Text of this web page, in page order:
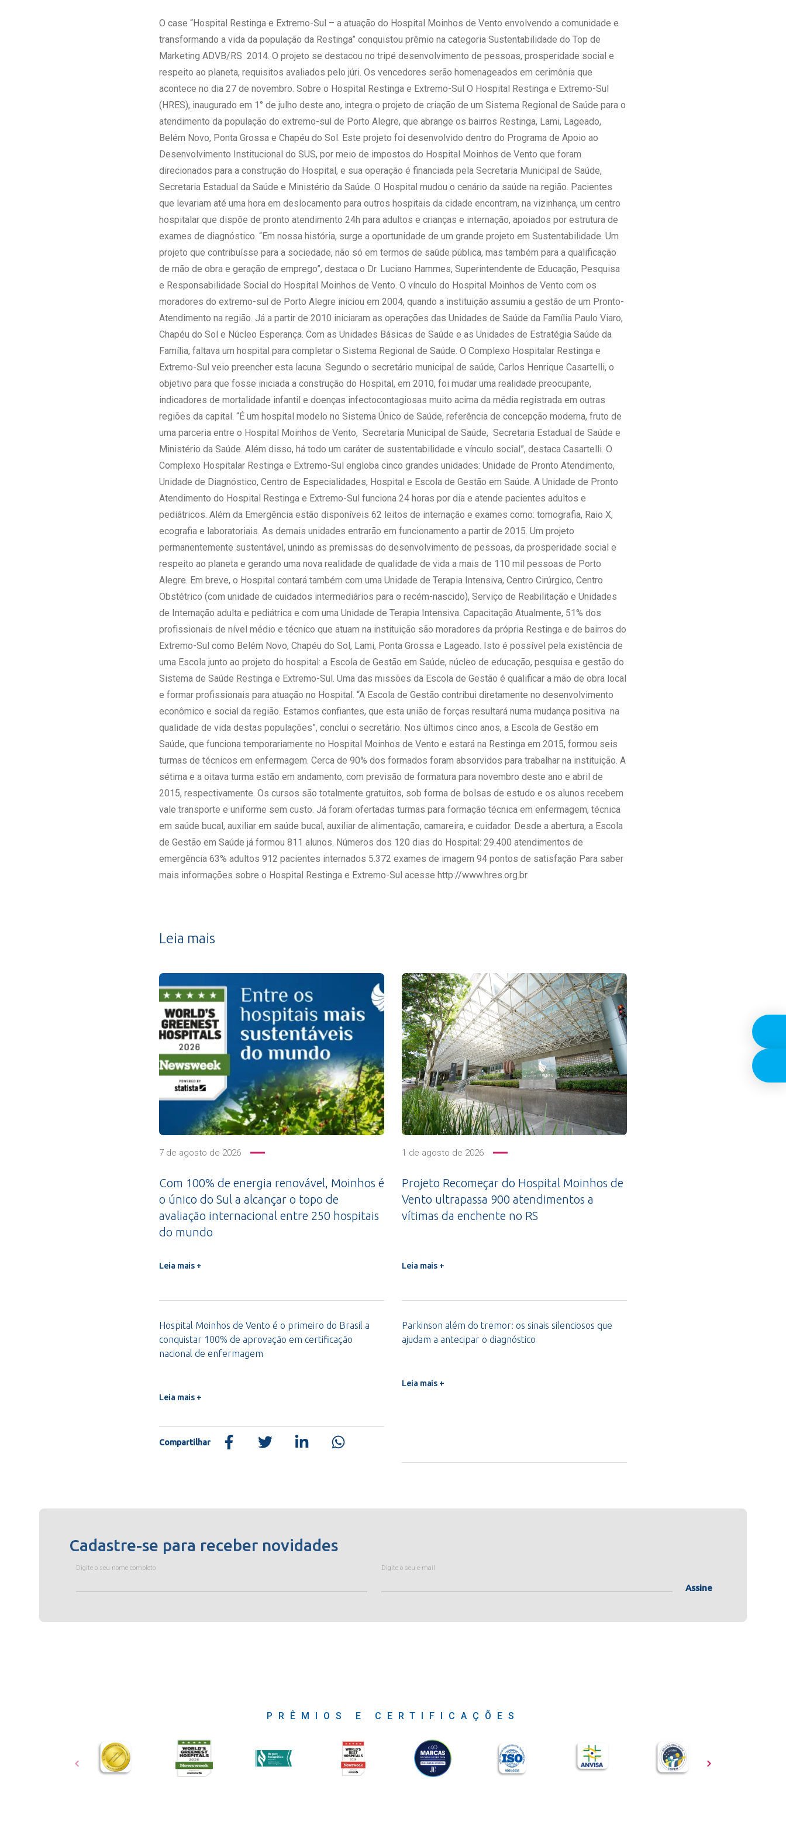
Estrutura de Gestão
Exames - Portal Médico
Farmácia
Fisioterapia
Responsabilidade Ambiental
Responsabilidade Social
Saúde Digital Moinhos
Empresas
Cabine Telemedicina
O case “Hospital Restinga e Extremo-Sul – a atuação do Hospital Moinhos de Vento envolvendo a comunidade e
transformando a vida da população da Restinga” conquistou prêmio na categoria Sustentabilidade do Top de
Marketing ADVB/RS 2014. O projeto se destacou no tripé desenvolvimento de pessoas, prosperidade social e
respeito ao planeta, requisitos avaliados pelo júri. Os vencedores serão homenageados em cerimônia que
acontece no dia 27 de novembro. Sobre o Hospital Restinga e Extremo-Sul O Hospital Restinga e Extremo-Sul
(HRES), inaugurado em 1° de julho deste ano, integra o projeto de criação de um Sistema Regional de Saúde para o
atendimento da população do extremo-sul de Porto Alegre, que abrange os bairros Restinga, Lami, Lageado,
Belém Novo, Ponta Grossa e Chapéu do Sol. Este projeto foi desenvolvido dentro do Programa de Apoio ao
Desenvolvimento Institucional do SUS, por meio de impostos do Hospital Moinhos de Vento que foram
direcionados para a construção do Hospital, e sua operação é financiada pela Secretaria Municipal de Saúde,
Secretaria Estadual da Saúde e Ministério da Saúde. O Hospital mudou o cenário da saúde na região. Pacientes
que levariam até uma hora em deslocamento para outros hospitais da cidade encontram, na vizinhança, um centro
hospitalar que dispõe de pronto atendimento 24h para adultos e crianças e internação, apoiados por estrutura de
exames de diagnóstico. “Em nossa história, surge a oportunidade de um grande projeto em Sustentabilidade. Um
projeto que contribuísse para a sociedade, não só em termos de saúde pública, mas também para a qualificação
de mão de obra e geração de emprego”, destaca o Dr. Luciano Hammes, Superintendente de Educação, Pesquisa
e Responsabilidade Social do Hospital Moinhos de Vento. O vínculo do Hospital Moinhos de Vento com os
moradores do extremo-sul de Porto Alegre iniciou em 2004, quando a instituição assumiu a gestão de um Pronto-
Atendimento na região. Já a partir de 2010 iniciaram as operações das Unidades de Saúde da Família Paulo Viaro,
Chapéu do Sol e Núcleo Esperança. Com as Unidades Básicas de Saúde e as Unidades de Estratégia Saúde da
Família, faltava um hospital para completar o Sistema Regional de Saúde. O Complexo Hospitalar Restinga e
Extremo-Sul veio preencher esta lacuna. Segundo o secretário municipal de saúde, Carlos Henrique Casartelli, o
objetivo para que fosse iniciada a construção do Hospital, em 2010, foi mudar uma realidade preocupante,
indicadores de mortalidade infantil e doenças infectocontagiosas muito acima da média registrada em outras
regiões da capital. “É um hospital modelo no Sistema Único de Saúde, referência de concepção moderna, fruto de
uma parceria entre o Hospital Moinhos de Vento, Secretaria Municipal de Saúde, Secretaria Estadual de Saúde e
Ministério da Saúde. Além disso, há todo um caráter de sustentabilidade e vínculo social”, destaca Casartelli. O
Complexo Hospitalar Restinga e Extremo-Sul engloba cinco grandes unidades: Unidade de Pronto Atendimento,
Unidade de Diagnóstico, Centro de Especialidades, Hospital e Escola de Gestão em Saúde. A Unidade de Pronto
Atendimento do Hospital Restinga e Extremo-Sul funciona 24 horas por dia e atende pacientes adultos e
pediátricos. Além da Emergência estão disponíveis 62 leitos de internação e exames como: tomografia, Raio X,
ecografia e laboratoriais. As demais unidades entrarão em funcionamento a partir de 2015. Um projeto
permanentemente sustentável, unindo as premissas do desenvolvimento de pessoas, da prosperidade social e
respeito ao planeta e gerando uma nova realidade de qualidade de vida a mais de 110 mil pessoas de Porto
Alegre. Em breve, o Hospital contará também com uma Unidade de Terapia Intensiva, Centro Cirúrgico, Centro
Obstétrico (com unidade de cuidados intermediários para o recém-nascido), Serviço de Reabilitação e Unidades
de Internação adulta e pediátrica e com uma Unidade de Terapia Intensiva. Capacitação Atualmente, 51% dos
profissionais de nível médio e técnico que atuam na instituição são moradores da própria Restinga e de bairros do
Extremo-Sul como Belém Novo, Chapéu do Sol, Lami, Ponta Grossa e Lageado. Isto é possível pela existência de
uma Escola junto ao projeto do hospital: a Escola de Gestão em Saúde, núcleo de educação, pesquisa e gestão do
Sistema de Saúde Restinga e Extremo-Sul. Uma das missões da Escola de Gestão é qualificar a mão de obra local
e formar profissionais para atuação no Hospital. “A Escola de Gestão contribui diretamente no desenvolvimento
econômico e social da região. Estamos confiantes, que esta união de forças resultará numa mudança positiva na
qualidade de vida destas populações”, conclui o secretário. Nos últimos cinco anos, a Escola de Gestão em
Saúde, que funciona temporariamente no Hospital Moinhos de Vento e estará na Restinga em 2015, formou seis
turmas de técnicos em enfermagem. Cerca de 90% dos formados foram absorvidos para trabalhar na instituição. A
sétima e a oitava turma estão em andamento, com previsão de formatura para novembro deste ano e abril de
2015, respectivamente. Os cursos são totalmente gratuitos, sob forma de bolsas de estudo e os alunos recebem
vale transporte e uniforme sem custo. Já foram ofertadas turmas para formação técnica em enfermagem, técnica
em saúde bucal, auxiliar em saúde bucal, auxiliar de alimentação, camareira, e cuidador. Desde a abertura, a Escola
de Gestão em Saúde já formou 811 alunos. Números dos 120 dias do Hospital: 29.400 atendimentos de
emergência 63% adultos 912 pacientes internados 5.372 exames de imagem 94 pontos de satisfação Para saber
mais informações sobre o Hospital Restinga e Extremo-Sul acesse http://www.hres.org.br
Leia mais
7 de agosto de 2026
Com 100% de energia renovável, Moinhos é
o único do Sul a alcançar o topo de
avaliação internacional entre 250 hospitais
do mundo
Leia mais +
1 de agosto de 2026
Projeto Recomeçar do Hospital Moinhos de
Vento ultrapassa 900 atendimentos a
vítimas da enchente no RS
Leia mais +
Hospital Moinhos de Vento é o primeiro do Brasil a
conquistar 100% de aprovação em certificação
nacional de enfermagem
Leia mais +
Parkinson além do tremor: os sinais silenciosos que
ajudam a antecipar o diagnóstico
Leia mais +
Compartilhar
Cadastre-se para receber novidades
Digite o seu nome completo Digite o seu e-mail
Assine
PRÊMIOS E CERTIFICAÇÕES